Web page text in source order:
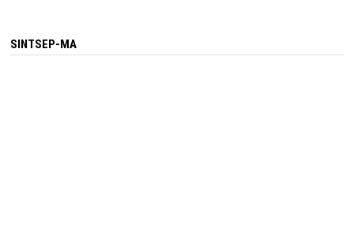
SINTSEP-MA